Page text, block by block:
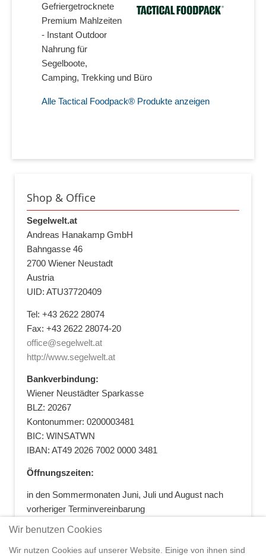
Gefriergetrocknete
Premium Mahlzeiten
- Instant Outdoor
Nahrung für
Segelboote,
Camping, Trekking und Büro
Alle Tactical Foodpack® Produkte anzeigen
Shop & Office
Segelwelt.at
Andreas Hanakamp GmbH
Bahngasse 46
2700 Wiener Neustadt
Austria
UID: ATU37720409
Tel: +43 2622 28074
Fax: +43 2622 28074-20
office@segelwelt.at
http://www.segelwelt.at
Bankverbindung:
Wiener Neustädter Sparkasse
BLZ: 20267
Kontonummer: 0200003481
BIC: WINSATWN
IBAN: AT49 2026 7002 0000 3481
Öffnungszeiten:
in den Sommermonaten Juni, Juli und August nach
vorheriger Terminvereinbarung
Wir benutzen Cookies
Wir nutzen Cookies auf unserer Website. Einige von ihnen sind